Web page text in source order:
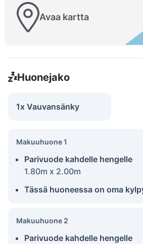
Avaa kartta
Huonejako
1x Vauvansänky
Makuuhuone 1
Parivuode kahdelle hengelle
1.80m x 2.00m
Tässä huoneessa on oma
Makuuhuone 2
Parivuode kahdelle hengelle